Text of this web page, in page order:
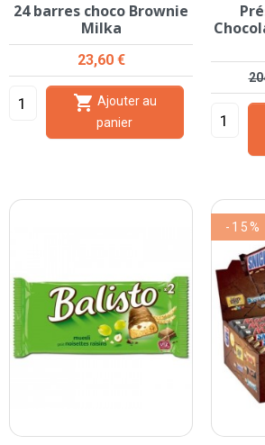
24 barres choco Brownie
Milka
Prix
23,60 €

panier
-15%